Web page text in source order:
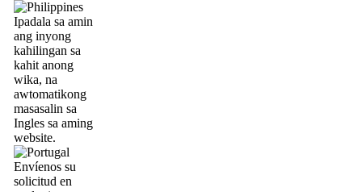
Ipadala sa amin
ang inyong
kahilingan sa
kahit anong
wika, na
awtomatikong
masasalin sa
Ingles sa aming
website.
Envíenos su
solicitud en